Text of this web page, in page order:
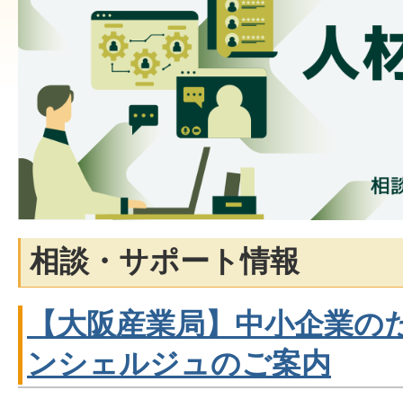
相談・サポート情報
【大阪産業局】中小企業
ンシェルジュのご案内